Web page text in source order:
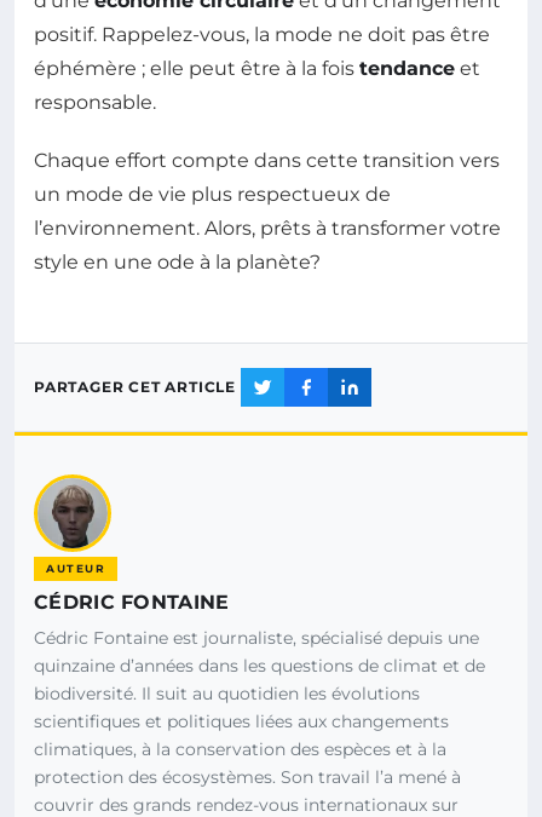
positif. Rappelez-vous, la mode ne doit pas être
éphémère ; elle peut être à la fois tendance et
responsable.
Chaque effort compte dans cette transition vers
un mode de vie plus respectueux de
l’environnement. Alors, prêts à transformer votre
style en une ode à la planète?
PARTAGER CET ARTICLE
AUTEUR
CÉDRIC FONTAINE
Cédric Fontaine est journaliste, spécialisé depuis une
quinzaine d’années dans les questions de climat et de
biodiversité. Il suit au quotidien les évolutions
scientifiques et politiques liées aux changements
climatiques, à la conservation des espèces et à la
protection des écosystèmes. Son travail l’a mené à
couvrir des grands rendez-vous internationaux sur